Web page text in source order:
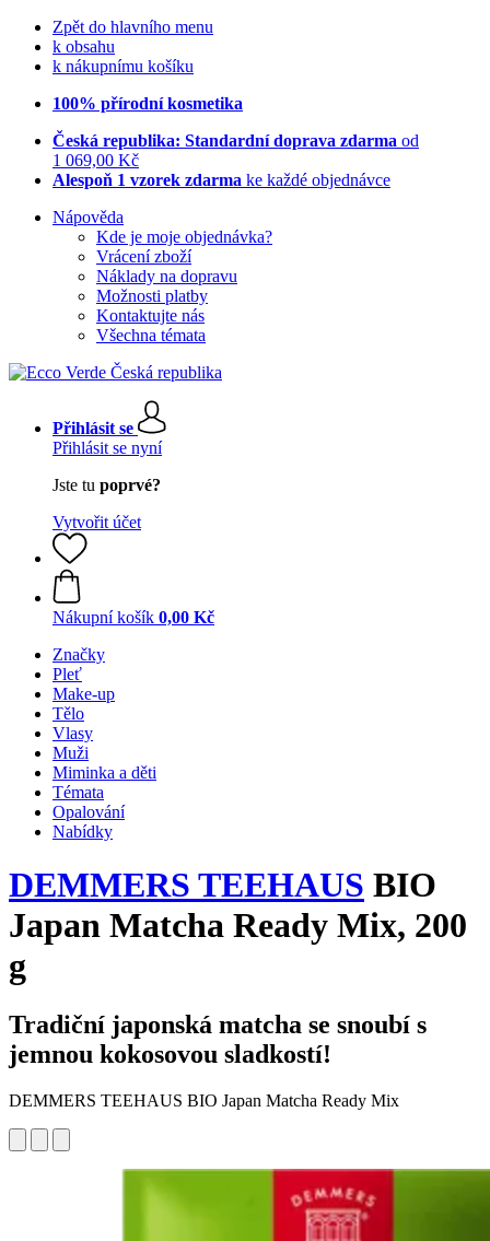
Zpět do hlavního menu
k obsahu
k nákupnímu košíku
100% přírodní kosmetika
Česká republika: Standardní doprava zdarma od
1 069,00 Kč
Alespoň 1 vzorek zdarma ke každé objednávce
Nápověda
Kde je moje objednávka?
Vrácení zboží
Náklady na dopravu
Možnosti platby
Kontaktujte nás
Všechna témata
Přihlásit se
Přihlásit se nyní
Jste tu poprvé?
Vytvořit účet
Nákupní košík 0,00 Kč
Značky
Pleť
Make-up
Tělo
Vlasy
Muži
Miminka a děti
Témata
Opalování
Nabídky
DEMMERS TEEHAUS BIO
Japan Matcha Ready Mix, 200
g
Tradiční japonská matcha se snoubí s
jemnou kokosovou sladkostí!
DEMMERS TEEHAUS BIO Japan Matcha Ready Mix